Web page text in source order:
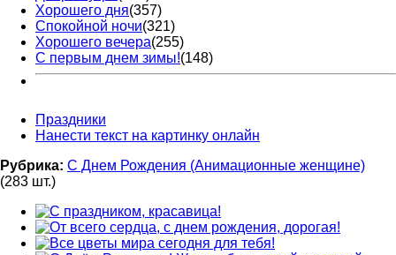
Хорошего дня(357)
Спокойной ночи(321)
Хорошего вечера(255)
С первым днем зимы!(148)
Праздники
Нанести текст на картинку онлайн
Рубрика: С Днем Рождения (Анимационные женщине)
(283 шт.)